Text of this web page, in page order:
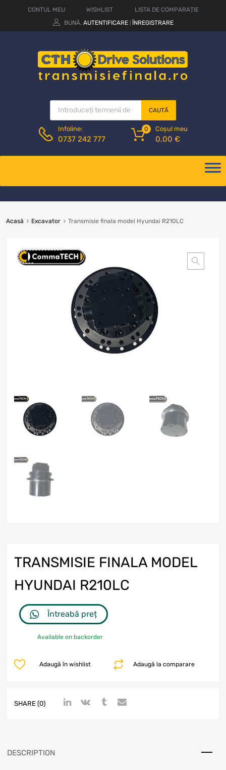
CONTUL MEU WISHLIST
LISTA DE COMPARAȚIE
BUNĂ. AUTENTIFICARE ÎNREGISTRARE
CAUTĂ
Infoline:
0737 242 777
Coșul meu
0,00 €
0
Acasă Excavator Transmisie finala model Hyundai R210LC
TRANSMISIE FINALA MODEL
HYUNDAI R210LC
Întreabă preț
Available on backorder
Adaugă la comparare
Adaugă în wishlist
SHARE (0)
DESCRIPTION